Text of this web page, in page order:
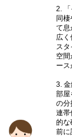
2.
同
て息
広く
ス
空間
ース
3.
部屋
の分
連帯
的な
前に